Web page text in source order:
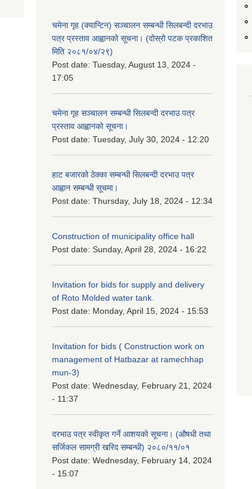
चमेना गृह (क्यान्टिन) सञ्चालन सम्बन्धी सिलबन्दी दरभाउ
पत्र प्रस्ताव आह्वानको सूचना। (दोस्रो पटक प्रकाशित
मिति २०८१/०४/२९)
Post date: Tuesday, August 13, 2024 -
17:05
चमेना गृह सञ्चालन सम्बन्धी सिलबन्दी दरभाउ पत्र
प्रस्ताव आह्वानको सूचना।
Post date: Tuesday, July 30, 2024 - 12:20
हाट बजारको ठेक्का सम्बन्धी सिलबन्दी दरभाउ पत्र
आह्वान सम्बन्धी सूचमा।
Post date: Thursday, July 18, 2024 - 12:34
Construction of municipality office hall
Post date: Sunday, April 28, 2024 - 16:22
Invitation for bids for supply and delivery
of Roto Molded water tank.
Post date: Monday, April 15, 2024 - 15:53
Invitation for bids ( Construction work on
management of Hatbazar at ramechhap
mun-3)
Post date: Wednesday, February 21, 2024
- 11:37
दरभाउ पत्र स्वीकृत गर्ने आशयको सूचना। (औषधी तथा
सर्जिकल सामग्री खरिद सम्बन्धी) २०८०/११/०१
Post date: Wednesday, February 14, 2024
- 15:07